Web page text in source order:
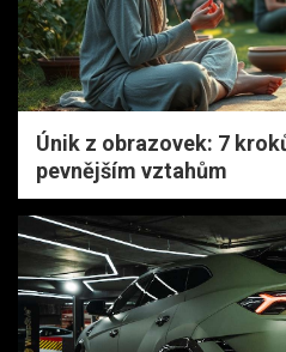
Únik z obrazovek: 7
pevnějším vztahům